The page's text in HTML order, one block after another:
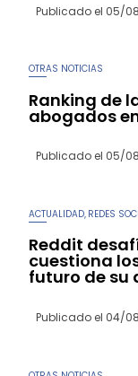
Publicado el 05/
OTRAS NOTICIAS
Ranking de
abogados
Publicado el 05/
ACTUALIDAD REDES
Reddit
cuestiona
futuro de su
Publicado el 04/